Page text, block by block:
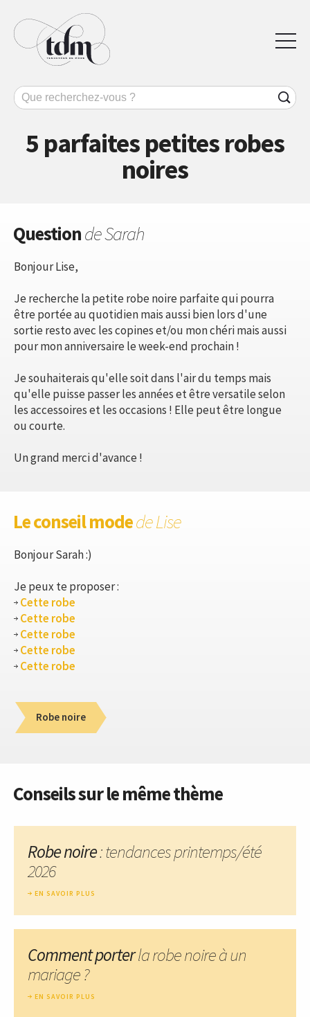
5 parfaites petites robes
noires
Questionde Sarah
Bonjour Lise,
Je recherche la petite robe noire parfaite qui pourra
être portée au quotidien mais aussi bien lors d'une
sortie resto avec les copines et/ou mon chéri mais aussi
pour mon anniversaire le week-end prochain !
Je souhaiterais qu'elle soit dans l'air du temps mais
qu'elle puisse passer les années et être versatile selon
les accessoires et les occasions ! Elle peut être longue
ou courte.
Un grand merci d'avance !
Le conseil modede Lise
Bonjour Sarah :)
Je peux te proposer :
Cette robe
Cette robe
Cette robe
Cette robe
Cette robe
Robe noire
Conseils sur le même thème
Robe noire: tendances printemps/été
2026
EN SAVOIR PLUS
Comment porterla robe noire à un
mariage ?
EN SAVOIR PLUS